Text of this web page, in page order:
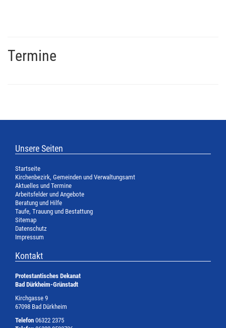
Termine
Unsere Seiten
Startseite
Kirchenbezirk, Gemeinden und Verwaltungsamt
Aktuelles und Termine
Arbeitsfelder und Angebote
Beratung und Hilfe
Taufe, Trauung und Bestattung
Sitemap
Datenschutz
Impressum
Kontakt
Protestantisches Dekanat
Bad Dürkheim-Grünstadt
Kirchgasse 9
67098 Bad Dürkheim
Telefon 06322 2375